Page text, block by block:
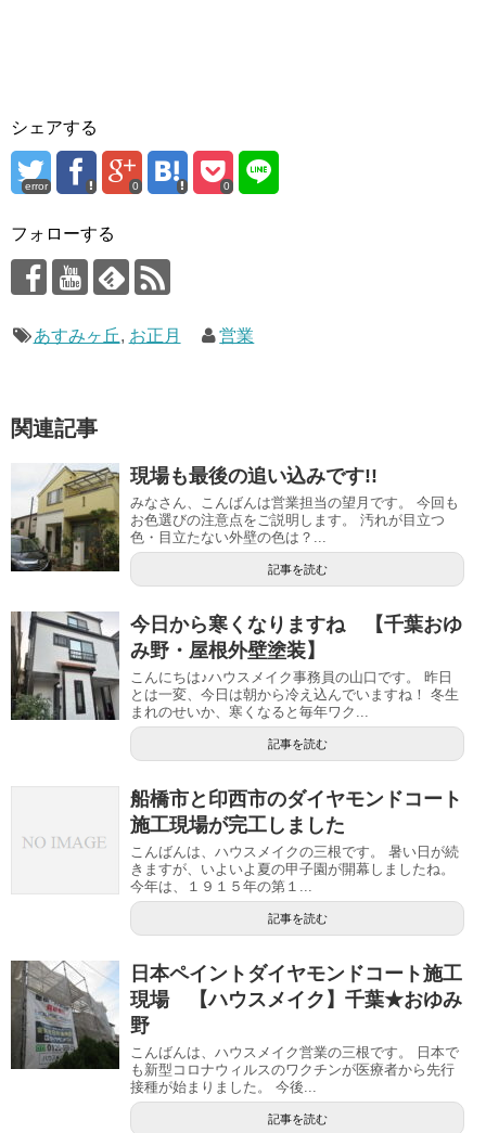
シェアする
error 0 0
フォローする
あすみヶ丘, お正月 営業
関連記事
現場も最後の追い込みです!!
みなさん、こんばんは営業担当の望月です。 今回も
お色選びの注意点をご説明します。 汚れが目立つ
色・目立たない外壁の色は？...
記事を読む
今日から寒くなりますね 【千葉おゆ
み野・屋根外壁塗装】
こんにちは♪ハウスメイク事務員の山口です。 昨日
とは一変、今日は朝から冷え込んでいますね！ 冬生
まれのせいか、寒くなると毎年ワク...
記事を読む
船橋市と印西市のダイヤモンドコート
施工現場が完工しました
こんばんは、ハウスメイクの三根です。 暑い日が続
きますが、いよいよ夏の甲子園が開幕しましたね。
今年は、１９１５年の第１...
記事を読む
日本ペイントダイヤモンドコート施工
現場 【ハウスメイク】千葉★おゆみ
野
こんばんは、ハウスメイク営業の三根です。 日本で
も新型コロナウィルスのワクチンが医療者から先行
接種が始まりました。 今後...
記事を読む